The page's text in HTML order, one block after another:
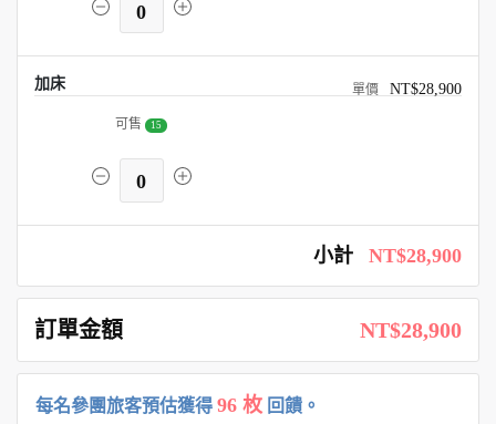
0
加床 NT$28,900
可售 15
0
小計 NT$28,900
訂單金額 NT$28,900
每名參團旅客預估獲得 96 枚 回饋。